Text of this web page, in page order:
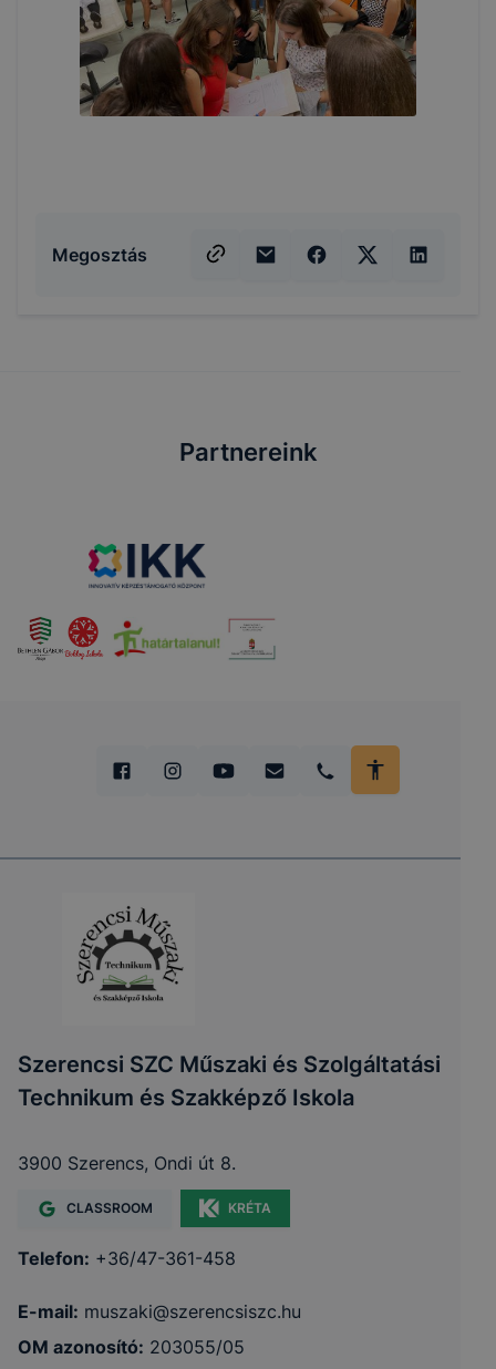
Megosztás
Partnereink
Szerencsi SZC Műszaki és Szolgáltatási
Technikum és Szakképző Iskola
3900 Szerencs, Ondi út 8.
CLASSROOM KRÉTA
Telefon: +36/47-361-458
E-mail: muszaki@szerencsiszc.hu
OM azonosító: 203055/05